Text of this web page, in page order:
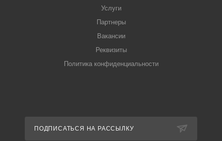
Услуги
Партнеры
Вакансии
Реквизиты
Политика конфиденциальности
ПОДПИСАТЬСЯ НА РАССЫЛКУ